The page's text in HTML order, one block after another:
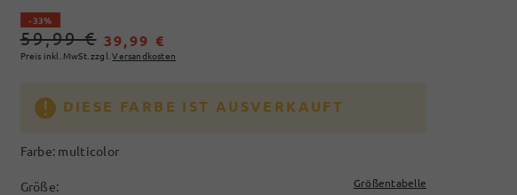
- 33%
59,99 € 39,99 €
Preis inkl. MwSt. zzgl.Versandkosten
DIESE FARBE IST AUSVERKAUFT
Farbe: multicolor
Größe: Größentabelle